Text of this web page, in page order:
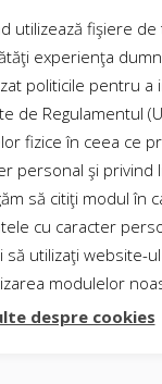
al
Brad
și
utilizează fişiere
experienţa
politicile pentru a
de Regulamentul
fizice în ceea ce
personal şi privind
să citiţi modul în
cu caracter
să utilizaţi website-
modulelor
despre cookies